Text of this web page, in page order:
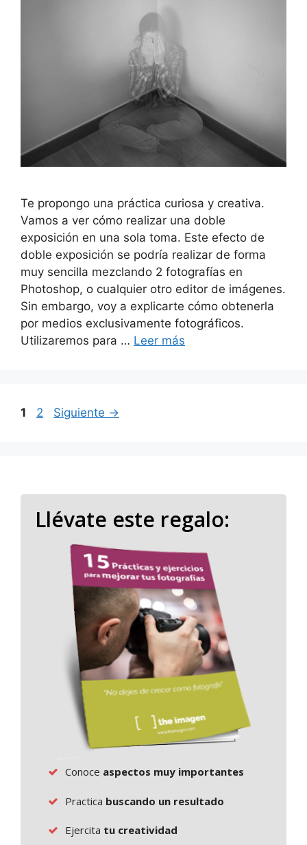
Te propongo una práctica curiosa y creativa.
Vamos a ver cómo realizar una doble
exposición en una sola toma. Este efecto de
doble exposición se podría realizar de forma
muy sencilla mezclando 2 fotografías en
Photoshop, o cualquier otro editor de imágenes.
Sin embargo, voy a explicarte cómo obtenerla
por medios exclusivamente fotográficos.
Utilizaremos para … Leer más
Página
1 Página
2 Siguiente →
Llévate este regalo:
Conoce aspectos muy importantes
Practica buscando un resultado
Ejercita tu creatividad